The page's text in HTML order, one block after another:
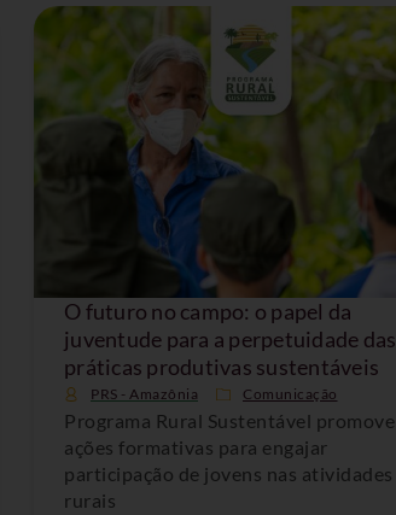
O futuro no campo: o papel da
juventude para a perpetuidade das
práticas produtivas sustentáveis
PRS - Amazônia Comunicação
Programa Rural Sustentável promove
ações formativas para engajar
participação de jovens nas atividades
rurais